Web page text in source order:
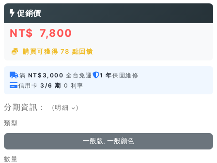
促銷價
NT$ 7,800
購買可獲得 78 點回饋
滿 NT$3,000 全台免運 1 年保固維修
信用卡 3/6 期 0 利率
分期資訊： (明細 )
類型
一般版, 一般顏色
數量